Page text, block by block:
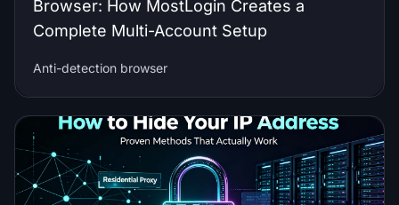
Browser: How MostLogin Creates a
Complete Multi-Account Setup
Anti-detection browser